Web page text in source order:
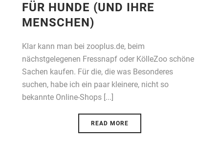
FÜR HUNDE (UND IHRE
MENSCHEN)
Klar kann man bei zooplus.de, beim
nächstgelegenen Fressnapf oder KölleZoo schöne
Sachen kaufen. Für die, die was Besonderes
suchen, habe ich ein paar kleinere, nicht so
bekannte Online-Shops [...]
READ MORE